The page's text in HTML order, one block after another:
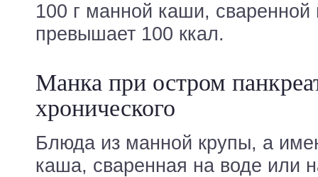
100 г манной каши,
превышает 100 ккал.
Манка при остром
хронического
Блюда из манной крупы, а
каша, сваренная на воде или